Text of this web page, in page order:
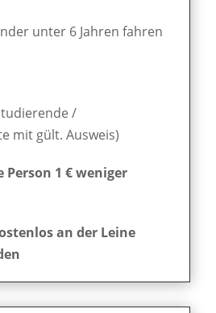
unter 6 Jahren fahren
/
mit gült. Ausweis)
Person 1 € weniger
an der Leine